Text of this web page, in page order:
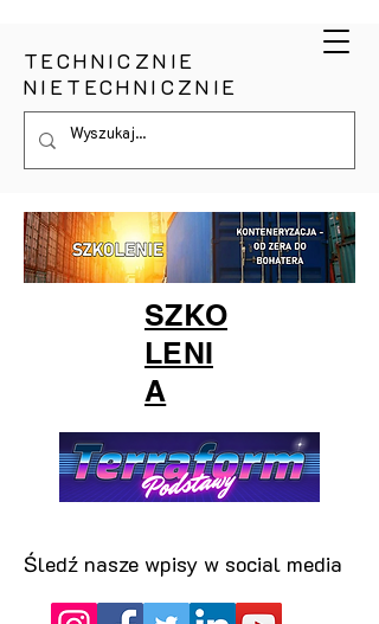
TECHNICZNIE
NIETECHNICZNIE
SZKO
LENI
A
Śledź nasze wpisy w social media